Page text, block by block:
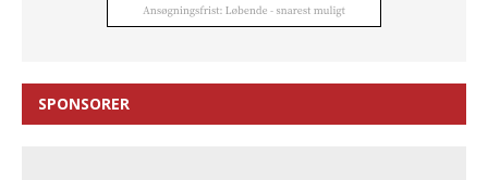
SPONSORER